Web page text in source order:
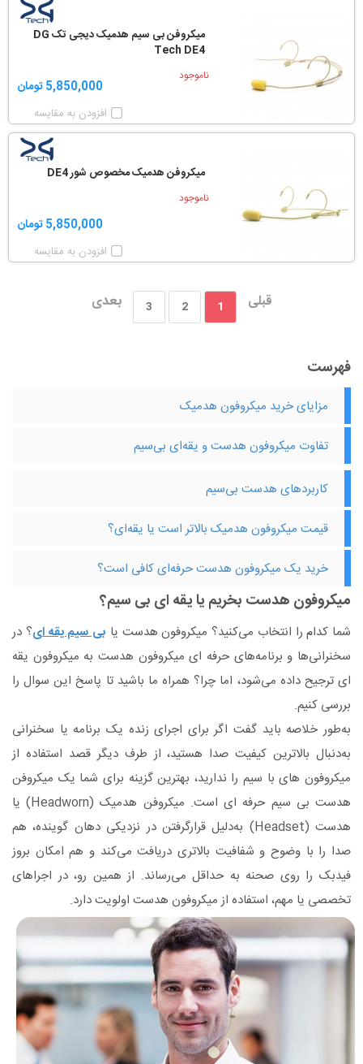
میکروفن بی سیم هدمیک دیجی تک DG
Tech DE4
ناموجود
5,850,000 تومان
افزودن به مقایسه
میکروفن هدمیک مخصوص شور DE4
ناموجود
5,850,000 تومان
افزودن به مقایسه
قبلی 1
2
3 بعدی
فهرست
مزایای خرید میکروفون هدمیک
تفاوت میکروفون هدست و یقه‌ای بی‌سیم
کاربردهای هدست بی‌سیم
قیمت میکروفون هدمیک بالاتر است یا یقه‌ای؟
خرید یک میکروفون هدست حرفه‌ای کافی است؟
میکروفون هدست بخریم یا یقه ای بی سیم؟
شما کدام را انتخاب می‌کنید؟ میکروفون هدست یا بی سیم یقه ای؟ در
سخنرانی‌ها و برنامه‌های حرفه ای میکروفون هدست به میکروفون یقه
ای ترجیح داده می‌شود، اما چرا؟ همراه ما باشید تا پاسخ این سوال را
بررسی کنیم.
به‌طور خلاصه باید گفت اگر برای اجرای زنده یک برنامه یا سخنرانی
به‌دنبال بالاترین کیفیت صدا هستید، از طرف دیگر قصد استفاده از
میکروفون های با سیم را ندارید، بهترین گزینه برای شما یک میکروفن
هدست بی سیم حرفه ای است. میکروفن هدمیک (Headworn) یا
هدست (Headset) به‌دلیل قرارگرفتن در نزدیکی دهان گوینده، هم
صدا را با وضوح و شفافیت بالاتری دریافت می‌کند و هم امکان بروز
فیدبک را روی صحنه به حداقل می‌رساند. از همین رو، در اجراهای
تخصصی یا مهم، استفاده از میکروفون هدست اولویت دارد.